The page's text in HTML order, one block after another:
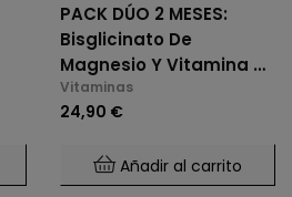
PACK DÚO 2 MESES:
Bisglicinato De
Magnesio Y Vitamina B6
(2 X 60 Cáps.)
Vitaminas
24,90 €
Añadir al carrito